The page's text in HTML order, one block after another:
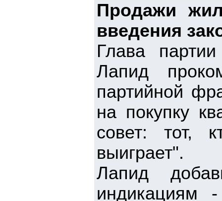
Продажи
введения
Глава
Лапид
партийной
на покупку
совет: тот,
выиграет".
Лапид
индикациям